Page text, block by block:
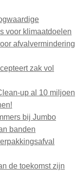
voor klimaatdoelen
afvalvermindering
zak vol
up al 10 miljoen
bij Jumbo
banden
de toekomst zijn